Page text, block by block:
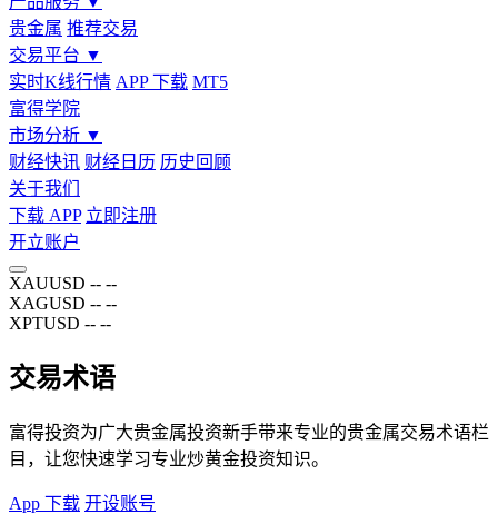
贵金属 推荐交易
交易平台 ▼
实时K线行情 APP 下载 MT5
富得学院
市场分析 ▼
财经快讯 财经日历 历史回顾
关于我们
下载 APP 立即注册
开立账户
XAUUSD -- --
XAGUSD -- --
XPTUSD -- --
交易术语
富得投资为广大贵金属投资新手带来专业的贵金属交易术语栏
目，让您快速学习专业炒黄金投资知识。
App 下载 开设账号